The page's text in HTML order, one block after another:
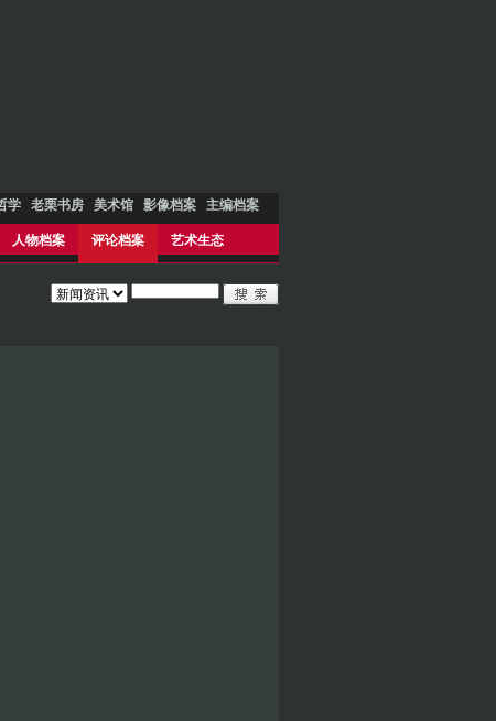
学 老栗书房 美术馆 影像档案 主编档案
人物档案 评论档案 艺术生态